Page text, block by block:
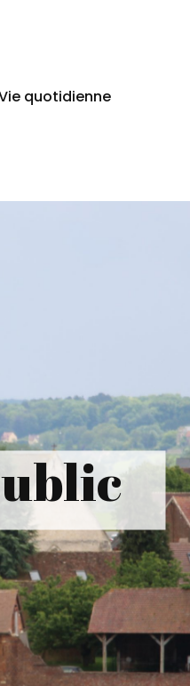
quotidienne